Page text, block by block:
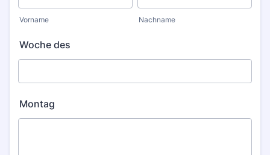
Vorname Nachname
Woche des
Montag